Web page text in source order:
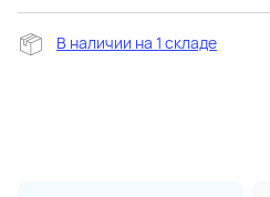
В наличии на 1 складе